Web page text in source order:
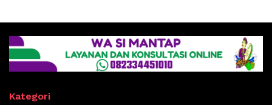
Kategori